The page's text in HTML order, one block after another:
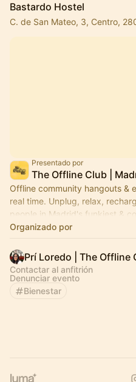
Bastardo Hostel
C. de San Mateo, 3, Centro,
Presentado por
The Offline Club |
Offline community hangouts &
real time. Unplug, relax,
people in Madrid's funkiest &
Organizado por
Prí Loredo | The Offline
Contactar al anfitrión
Denunciar evento
Bienestar